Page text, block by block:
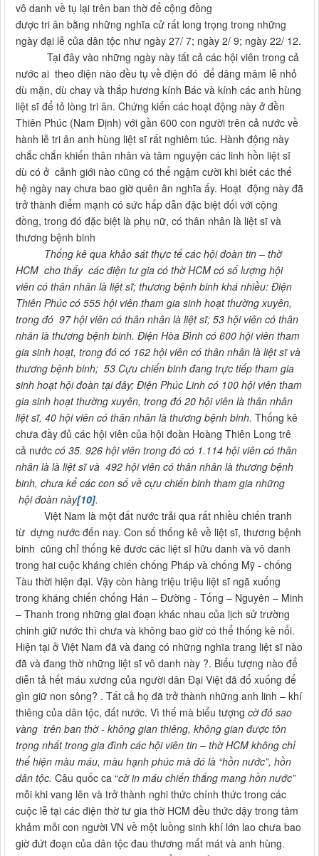
vô danh về tụ lại trên ban thờ để cộng đồng
được tri ân bằng những nghĩa cử rất long trọng trong những
ngày đại lễ của dân tộc như ngày 27/ 7; ngày 2/ 9; ngày 22/ 12.
Tại đây vào những ngày này tất cả các hội viên trong cả
nước ai theo điện nào đều tụ về điện đó để dâng mâm lễ nhỏ
dù mặn, dù chay và thắp hương kính Bác và kính các anh hùng
liệt sĩ để tỏ lòng tri ân. Chứng kiến các hoạt động này ở đền
Thiên Phúc (Nam Định) với gần 600 con người trên cả nước về
hành lễ tri ân anh hùng liệt sĩ rất nghiêm túc. Hành động này
chắc chắn khiến thân nhân và tâm nguyện các linh hồn liệt sĩ
dù có ở cảnh giới nào cũng có thể ngậm cười khi biết các thế
hệ ngày nay chưa bao giờ quên ân nghĩa ấy. Hoạt động này đã
trở thành điểm mạnh có sức hấp dẫn đặc biệt đối với cộng
đồng, trong đó đặc biệt là phụ nữ, có thân nhân là liệt sĩ và
thương bệnh binh
Thống kê qua khảo sát thực tế các hội đoàn tin – thờ
HCM cho thấy các điện tư gia có thờ HCM có số lượng hội
viên có thân nhân là liệt sĩ; thương bệnh binh khá nhiều: Điện
Thiên Phúc có 555 hội viên tham gia sinh hoạt thường xuyên,
trong đó 97 hội viên có thân nhân là liệt sĩ; 53 hội viên có thân
nhân là thương bệnh binh. Điện Hòa Bình có 600 hội viên tham
gia sinh hoạt, trong đó có 162 hội viên có thân nhân là liệt sĩ và
thương bệnh binh; 53 Cựu chiến binh đang trực tiếp tham gia
sinh hoạt hội đoàn tại đây; Điện Phúc Linh có 100 hội viên tham
gia sinh hoạt thường xuyên, trong đó 20 hội viên là thân nhân
liệt sĩ, 40 hội viên có thân nhân là thương bệnh binh. Thống kê
chưa đầy đủ các hội viên của hội đoàn Hoàng Thiên Long trê
cả nước có 35. 926 hội viên trong đó có 1.114 hội viên có thân
nhân là là liệt sĩ và 492 hội viên có thân nhân là thương bệnh
binh, chưa kể các con số về cựu chiến binh tham gia những
hội đoàn này[10].
Việt Nam là một đất nước trải qua rất nhiều chiến tranh
từ dựng nước đến nay. Con số thống kê về liệt sĩ, thương bệnh
binh cũng chỉ thống kê đươc các liệt sĩ hữu danh và vô danh
trong hai cuộc kháng chiến chống Pháp và chống Mỹ - chống
Tàu thời hiện đại. Vậy còn hàng triệu triệu liệt sĩ ngã xuống
trong kháng chiến chống Hán – Đường - Tống – Nguyên – Minh
– Thanh trong những giai đoạn khác nhau của lịch sử trường
chinh giữ nước thì chưa và không bao giờ có thể thống kê nổi.
Hiện tại ở Việt Nam đã và đang có những nghĩa trang liệt sĩ nào
đã và đang thờ những liệt sĩ vô danh này ?. Biểu tượng nào để
diễn tả hết máu xương của người dân Đại Việt đã đổ xuống để
gìn giữ non sông? . Tất cả họ đã trở thành những anh linh – khí
thiêng của dân tộc, đất nước. Vì thế mà biểu tượng cờ đỏ sao
vàng trên ban thờ - không gian thiêng, không gian được tôn
trọng nhất trong gia đình các hội viên tin – thờ HCM không chỉ
thể hiện màu máu, màu hạnh phúc mà đó là “hồn nước”, hồn
dân tộc. Câu quốc ca “cờ in máu chiến thắng mang hồn nước”
mỗi khi vang lên và trở thành nghi thức chính thức trong các
cuộc lễ tại các điện thờ tư gia thờ HCM đều thức dậy trong tâm
khảm mỗi con người VN về một luồng sinh khí lớn lao chưa bao
giờ đứt đoạn của dân tộc đau thương mất mát và anh hùng.